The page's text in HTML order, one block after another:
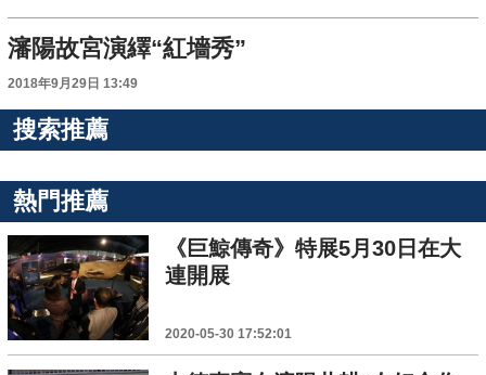
瀋陽故宮演繹“紅墻秀”
2018年9月29日 13:49
搜索推薦
熱門推薦
《巨鯨傳奇》特展5月30日在大
連開展
2020-05-30 17:52:01